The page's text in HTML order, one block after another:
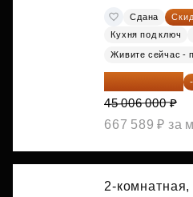
Сдана
Кухня под ключ
Живите сейчас -
40 055 340 ₽
45 006 000 ₽
667 589 ₽ за
2-комнатная,